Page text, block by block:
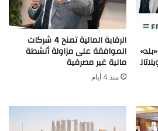
الرقابة المالية تمنح 4 شركات
الموافقة على مزاولة أنشطة
مالية غير مصرفية
منذ 4 أيام